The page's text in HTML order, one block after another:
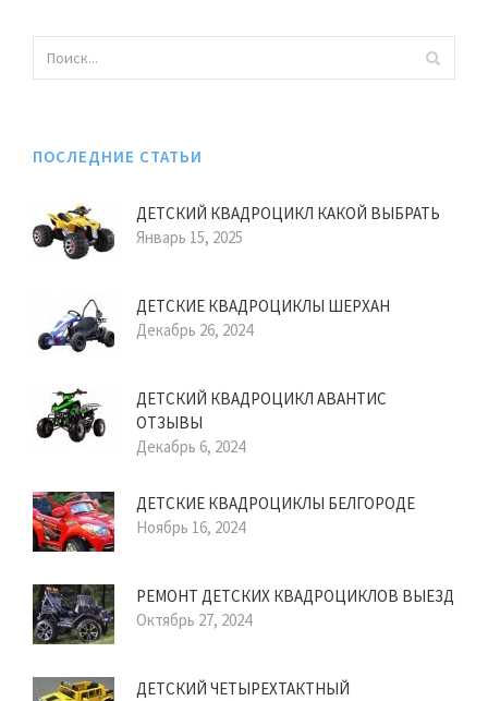
ПОСЛЕДНИЕ СТАТЬИ
ДЕТСКИЙ КВАДРОЦИКЛ КАКОЙ ВЫБРАТЬ
Январь 15, 2025
ДЕТСКИЕ КВАДРОЦИКЛЫ ШЕРХАН
Декабрь 26, 2024
ДЕТСКИЙ КВАДРОЦИКЛ АВАНТИС
ОТЗЫВЫ
Декабрь 6, 2024
ДЕТСКИЕ КВАДРОЦИКЛЫ БЕЛГОРОДЕ
Ноябрь 16, 2024
РЕМОНТ ДЕТСКИХ КВАДРОЦИКЛОВ ВЫЕЗД
Октябрь 27, 2024
ДЕТСКИЙ ЧЕТЫРЕХТАКТНЫЙ